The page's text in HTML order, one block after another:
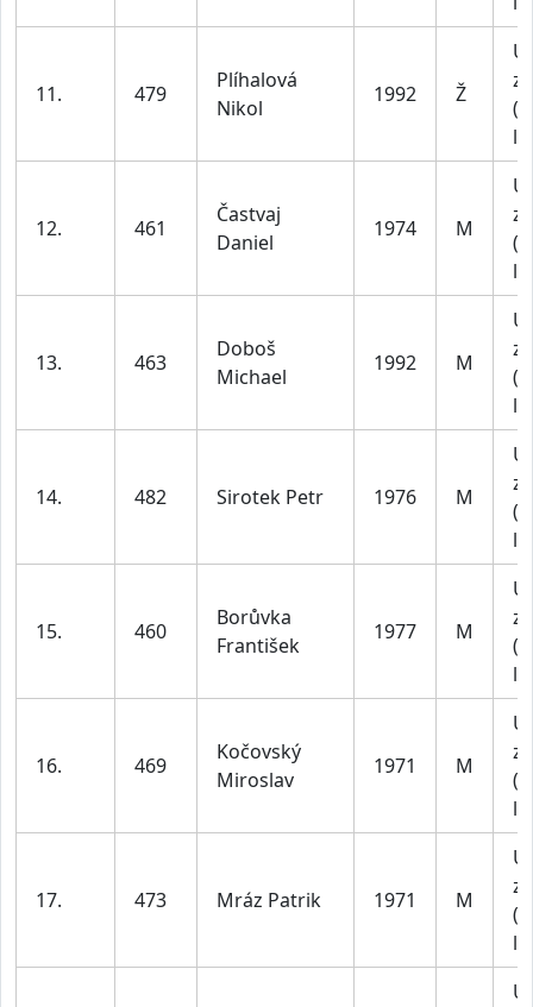
11. 479
Plíhalová
Nikol
1992 Ž
12. 461
Častvaj
Daniel
1974 M
13. 463
Doboš
Michael
1992 M
14. 482 Sirotek Petr 1976 M
15. 460
Borůvka
František
1977 M
16. 469
Kočovský
Miroslav
1971 M
17. 473 Mráz Patrik 1971 M